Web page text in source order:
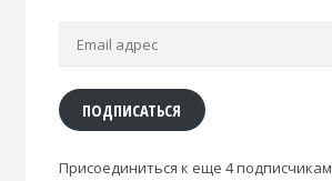
Email
ПОДПИСАТЬСЯ
Присоединиться к еще 4 подписчикам